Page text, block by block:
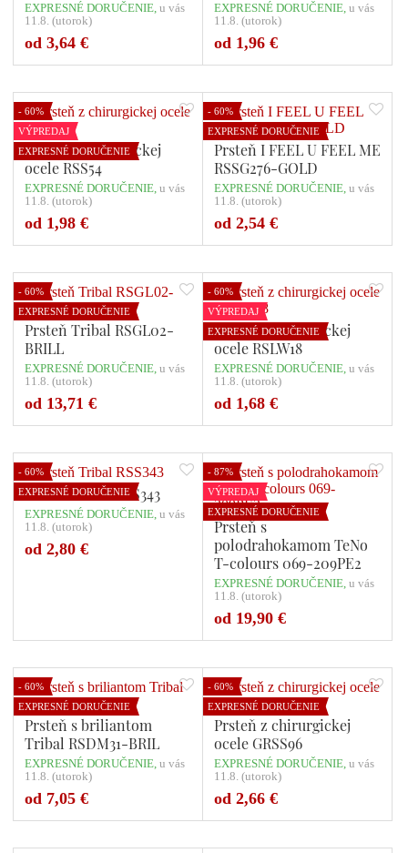
EXPRESNÉ DORUČENIE, u vás
11.8. (utorok)
od 3,64 €Počet variant: 2
EXPRESNÉ DORUČENIE, u vás
11.8. (utorok)
od 1,96 €Počet variant: 1
- 60%
VÝPREDAJ
EXPRESNÉ DORUČENIE
Prsteň z chirurgickej
ocele RSS54
EXPRESNÉ DORUČENIE, u vás
11.8. (utorok)
od 1,98 €Počet variant: 1
- 60%
EXPRESNÉ DORUČENIE
Prsteň I FEEL U FEEL ME
RSSG276-GOLD
EXPRESNÉ DORUČENIE, u vás
11.8. (utorok)
od 2,54 €Počet variant: 1
- 60%
EXPRESNÉ DORUČENIE
Prsteň Tribal RSGL02-
BRILL
EXPRESNÉ DORUČENIE, u vás
11.8. (utorok)
od 13,71 €Počet variant: 1
- 60%
VÝPREDAJ
EXPRESNÉ DORUČENIE
Prsteň z chirurgickej
ocele RSLW18
EXPRESNÉ DORUČENIE, u vás
11.8. (utorok)
od 1,68 €Počet variant: 1
- 60%
EXPRESNÉ DORUČENIE
Prsteň Tribal RSS343
EXPRESNÉ DORUČENIE, u vás
11.8. (utorok)
od 2,80 €
- 87%
VÝPREDAJ
EXPRESNÉ DORUČENIE
Prsteň s
polodrahokamom TeNo
T-colours 069-209PE2
EXPRESNÉ DORUČENIE, u vás
11.8. (utorok)
od 19,90 €Počet variant: 1
- 60%
EXPRESNÉ DORUČENIE
Prsteň s briliantom
Tribal RSDM31-BRIL
EXPRESNÉ DORUČENIE, u vás
11.8. (utorok)
od 7,05 €Počet variant: 1
- 60%
EXPRESNÉ DORUČENIE
Prsteň z chirurgickej
ocele GRSS96
EXPRESNÉ DORUČENIE, u vás
11.8. (utorok)
od 2,66 €Počet variant: 1